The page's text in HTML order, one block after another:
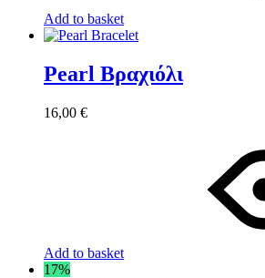
Add to basket
Pearl Βραχιόλι
16,00 €
Add to basket
17%